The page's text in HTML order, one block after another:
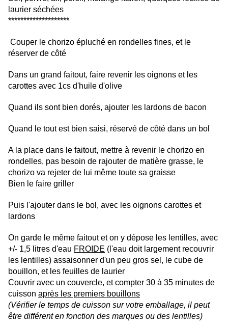
laurier séchées
********************
Couper le chorizo épluché en rondelles fines, et le
réserver de côté
Dans un grand faitout, faire revenir les oignons et les
carottes avec 1cs d'huile d'olive
Quand ils sont bien dorés, ajouter les lardons de bacon
Quand le tout est bien saisi, réservé de côté dans un bol
A la place dans le faitout, mettre à revenir le chorizo en
rondelles, pas besoin de rajouter de matière grasse, le
chorizo va rejeter de lui même toute sa graisse
Bien le faire griller
Puis l'ajouter dans le bol, avec les oignons carottes et
lardons
On garde le même faitout et on y dépose les lentilles, avec
+/- 1,5 litres d'eau FROIDE (l'eau doit largement recouvrir
les lentilles) assaisonner d'un peu gros sel, le cube de
bouillon, et les feuilles de laurier
Couvrir avec un couvercle, et compter 30 à 35 minutes de
cuisson après les premiers bouillons
(Vérifier le temps de cuisson sur votre emballage, il peut
être différent en fonction des marques ou des lentilles)